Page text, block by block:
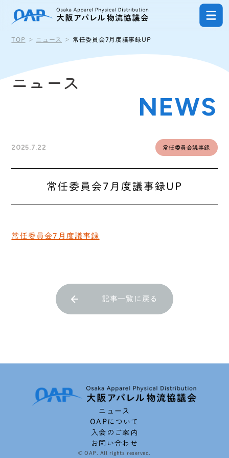
TOP ニュース 常任委員会7月度議事録UP
ニュース
NEWS
2025.7.22 常任委員会議事録
常任委員会7月度議事録UP
常任委員会7月度議事録
記事一覧に戻る
ニュース
OAPについて
入会のご案内
お問い合わせ
© OAP. All rights reserved.